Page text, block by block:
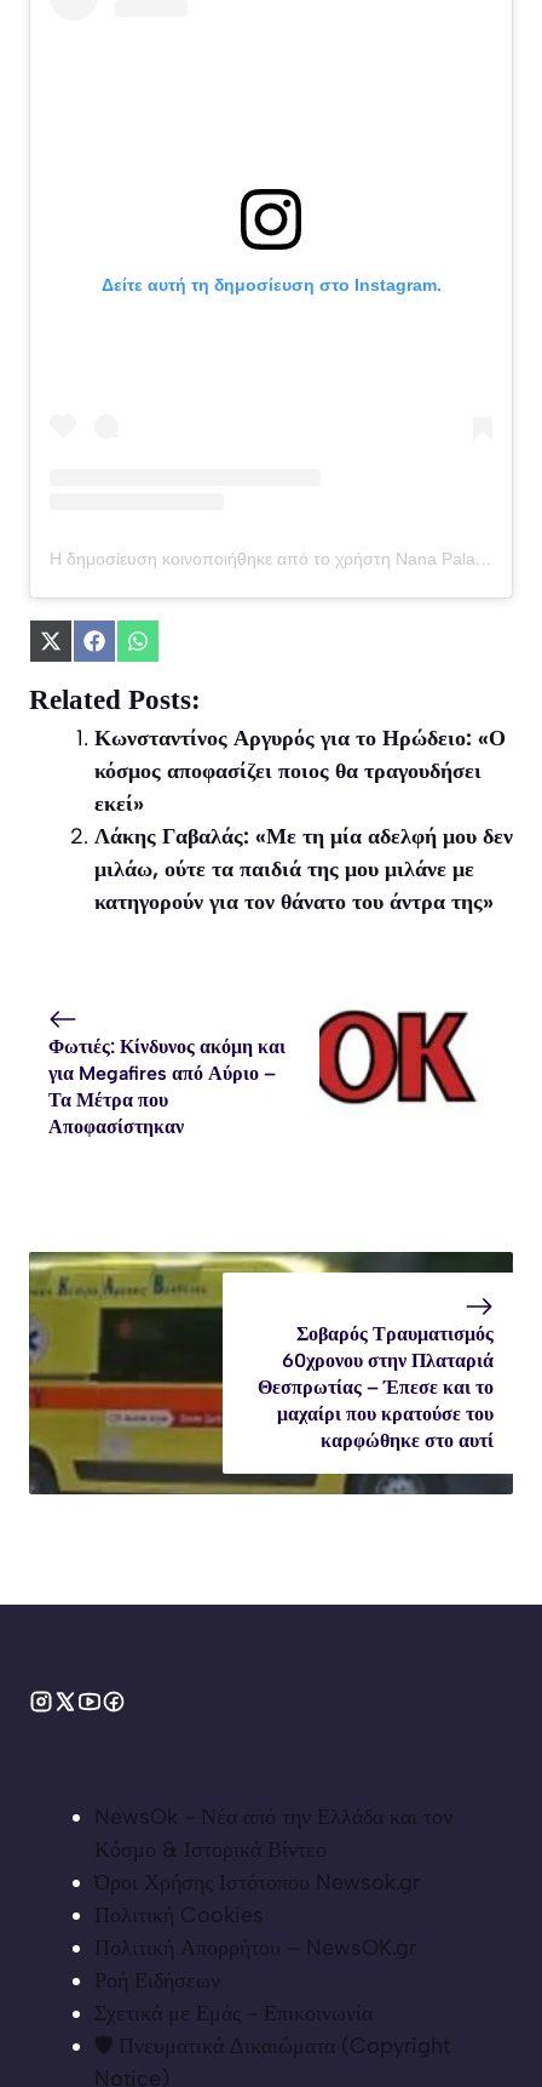
Δείτε αυτή τη δημοσίευση στο Instagram.
Η δημοσίευση κοινοποιήθηκε από το χρήστη Nana Palaitsaki (@nanapalaitsaki)
Share
X
(Twitter)
Share
Facebook
Share
WhatsApp
Related Posts:
Κωνσταντίνος Αργυρός για το Ηρώδειο: «Ο
κόσμος αποφασίζει ποιος θα τραγουδήσει
εκεί»
Λάκης Γαβαλάς: «Με τη μία αδελφή μου δεν
μιλάω, ούτε τα παιδιά της μου μιλάνε με
κατηγορούν για τον θάνατο του άντρα της»
Φωτιές: Κίνδυνος ακόμη και
για Megafires από Αύριο –
Τα Μέτρα που
Αποφασίστηκαν
Σοβαρός Τραυματισμός
60χρονου στην Πλαταριά
Θεσπρωτίας – Έπεσε και το
μαχαίρι που κρατούσε του
καρφώθηκε στο αυτί
NewsOk - Νέα από την Ελλάδα και τον
Κόσμο & Ιστορικά Βίντεο
Όροι Χρήσης Ιστότοπου Newsok.gr
Πολιτική Cookies
Πολιτική Απορρήτου – NewsOK.gr
Ροή Ειδήσεων
Σχετικά με Εμάς - Επικοινωνία
🛡️ Πνευματικά Δικαιώματα (Copyright
Notice)